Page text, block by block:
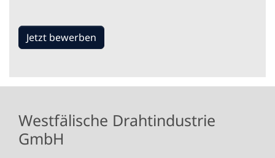
Westfälische Drahtindustrie
GmbH